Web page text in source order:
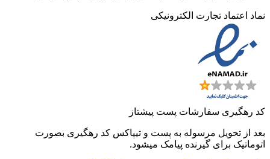
نماد اعتماد تجارت الكترونیكی
کد رهگیری سفارشات پست پیشتاز
بعد از تحویل مرسوله به پست و تیپاکس کد رهگیری بصورت
اتوماتیک برای گیرنده پیامک میشود.